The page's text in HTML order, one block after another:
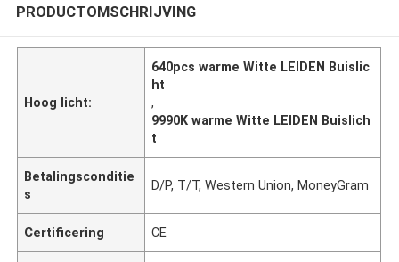
PRODUCTOMSCHRIJVING
Hoog licht:
640pcs warme Witte LEIDEN Buislic
ht
,
9990K warme Witte LEIDEN Buislich
t
Betalingsconditie
s
D/P, T/T, Western Union, MoneyGram
Certificering CE